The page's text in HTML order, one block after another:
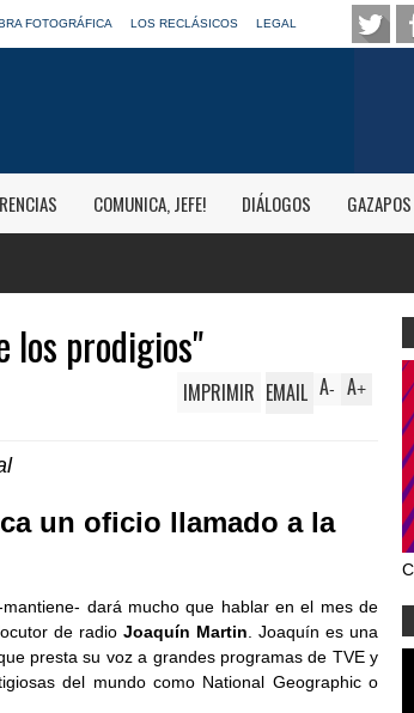
FOTOGRÁFICA LOS RECLÁSICOS LEGAL
COMUNICA, JEFE! DIÁLOGOS GAZAPOS
los prodigios"
A+
A-
IMPRIMIR EMAIL
un oficio llamado a la
dará mucho que hablar en el mes de
de radioJoaquín Martin . Joaquín es una
presta su voz a grandes programas de TVE y
del mundo como National Geographic o